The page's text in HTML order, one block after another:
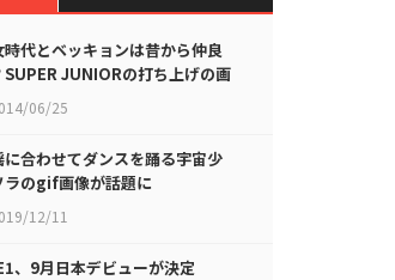
時代とベッキョンは昔から仲良
SUPER JUNIORの打ち上げの画
話題に
06/25
に合わせてダンスを踊る宇宙少
ラのgif画像が話題に
12/11
、9月日本デビューが決定